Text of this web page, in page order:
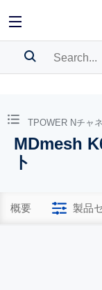
BOOKMARK
Pleaselog into
STPOWER Nチャ
MDmesh
ト
概要 製品